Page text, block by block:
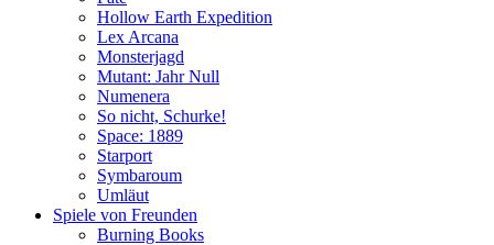
Hollow Earth Expedition
Lex Arcana
Monsterjagd
Mutant: Jahr Null
Numenera
So nicht, Schurke!
Space: 1889
Starport
Symbaroum
Umläut
Spiele von Freunden
Burning Books